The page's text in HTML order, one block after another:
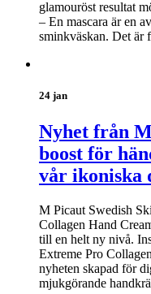
glamouröst resultat
– En mascara är en
sminkväskan. Det är
24 jan
Nyhet från
boost för
vår ikoniska
M Picaut Swedish
Collagen Hand
till en helt ny nivå.
Extreme Pro
nyheten skapad för
mjukgörande